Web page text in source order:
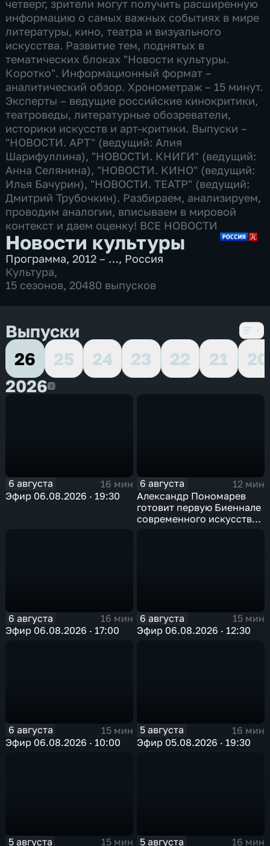
четверг, зрители могут получить расширенную
информацию о самых важных событиях в мире
литературы, кино, театра и визуального
искусства. Развитие тем, поднятых в
тематических блоках "Новости культуры.
Коротко". Информационный формат –
аналитический обзор. Хронометраж – 15 минут.
Эксперты – ведущие российские кинокритики,
театроведы, литературные обозреватели,
историки искусств и арт-критики. Выпуски –
"НОВОСТИ. АРТ" (ведущий: Алия
Шарифуллина), "НОВОСТИ. КНИГИ" (ведущий:
Анна Селянина), "НОВОСТИ. КИНО" (ведущий:
Илья Бачурин), "НОВОСТИ. ТЕАТР" (ведущий:
Дмитрий Трубочкин). Разбираем, анализируем,
проводим аналогии, вписываем в мировой
контекст и даем оценку! ВСЕ НОВОСТИ
Новости культуры
Программа,2012 – …, Россия
Культура,
15 сезонов, 20480 выпусков
Выпуски
26
25 24 23 22 21
20
20262026
6 августа
16 мин
Эфир 06.08.2026 · 19:30
6 августа
12 мин
Александр Пономарев
готовит первую Биеннале
современного искусства
6 августа
16 мин
Эфир 06.08.2026 · 17:00
6 августа
15 мин
Эфир 06.08.2026 · 12:30
6 августа
15 мин
Эфир 06.08.2026 · 10:00
5 августа
16 мин
Эфир 05.08.2026 · 19:30
5 августа 15 мин 5 августа 16 мин